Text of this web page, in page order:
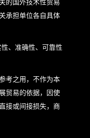
承担单位各自具体
、准确性、可靠性
考之用，不作为本
贸易的依据，因使
接或间接损失，商